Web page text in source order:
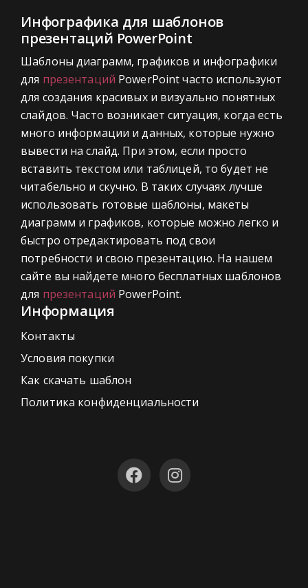
Инфографика для шаблонов
презентаций PowerPoint
Шаблоны диаграмм, графиков и инфографики
для презентаций PowerPoint часто используют
для создания красивых и визуально понятных
слайдов. Часто возникает ситуация, когда есть
много информации и данных, которые нужно
вывести на слайд. При этом, если просто
вставить текстом или таблицей, то будет не
читабельно и скучно. В таких случаях лучше
использовать готовые шаблоны, макеты
диаграмм и графиков, которые можно легко и
быстро отредактировать под свои
потребности и свою презентацию. На нашем
сайте вы найдете много бесплатных шаблонов
для презентаций PowerPoint.
Информация
Контакты
Условия покупки
Как скачать шаблон
Политика конфиденциальности